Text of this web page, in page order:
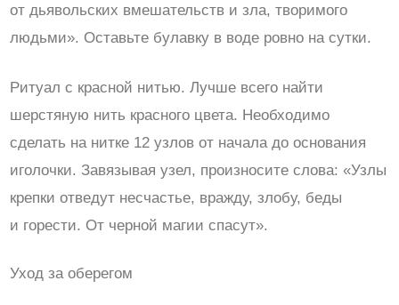
от дьявольских вмешательств и зла, творимого
людьми». Оставьте булавку в воде ровно на сутки.
Ритуал с красной нитью. Лучше всего найти
шерстяную нить красного цвета. Необходимо
сделать на нитке 12 узлов от начала до основания
иголочки. Завязывая узел, произносите слова: «Узлы
крепки отведут несчастье, вражду, злобу, беды
и горести. От черной магии спасут».
Уход за оберегом